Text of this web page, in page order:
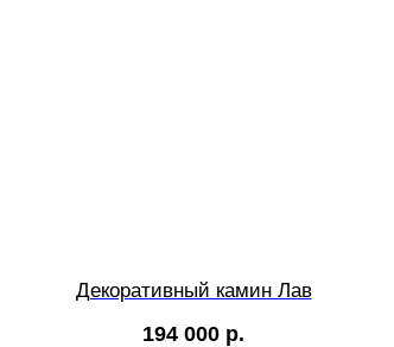
Декоративный камин Лав
194 000 р.